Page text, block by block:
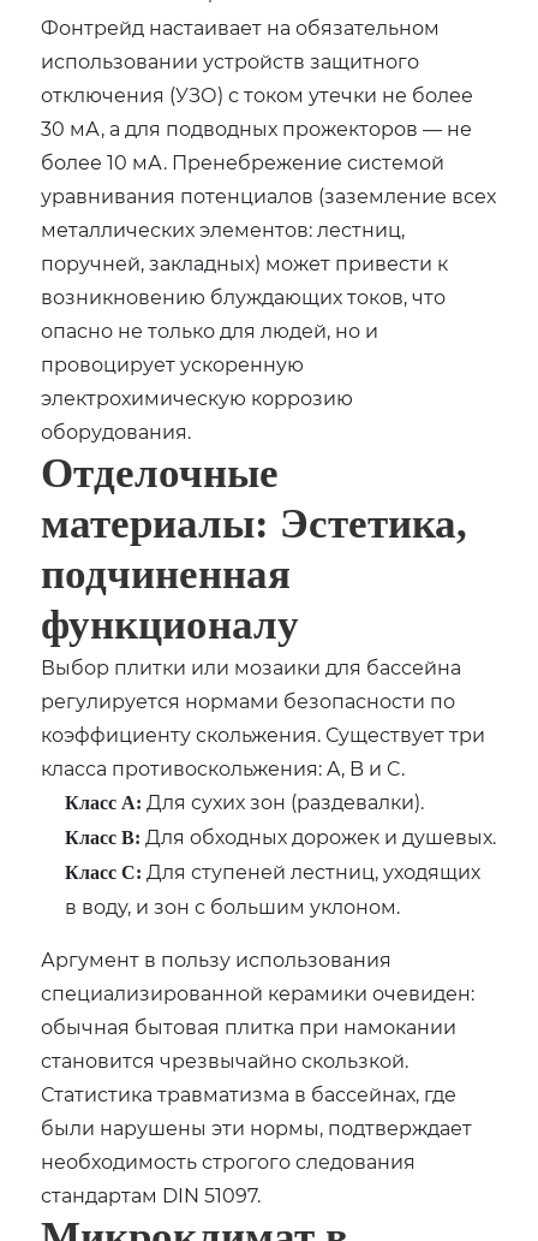
Фонтрейд настаивает на обязательном
использовании устройств защитного
отключения (УЗО) с током утечки не более
30 мА, а для подводных прожекторов — не
более 10 мА. Пренебрежение системой
уравнивания потенциалов (заземление всех
металлических элементов: лестниц,
поручней, закладных) может привести к
возникновению блуждающих токов, что
опасно не только для людей, но и
провоцирует ускоренную
электрохимическую коррозию
оборудования.
Отделочные
материалы: Эстетика,
подчиненная
функционалу
Выбор плитки или мозаики для бассейна
регулируется нормами безопасности по
коэффициенту скольжения. Существует три
класса противоскольжения: A, B и C.
Класс A: Для сухих зон (раздевалки).
Класс B: Для обходных дорожек и душевых.
Класс C: Для ступеней лестниц, уходящих
в воду, и зон с большим уклоном.
Аргумент в пользу использования
специализированной керамики очевиден:
обычная бытовая плитка при намокании
становится чрезвычайно скользкой.
Статистика травматизма в бассейнах, где
были нарушены эти нормы, подтверждает
необходимость строгого следования
стандартам DIN 51097.